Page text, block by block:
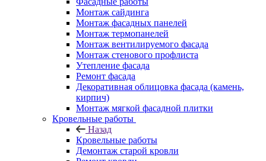
Монтаж сайдинга
Монтаж фасадных панелей
Монтаж термопанелей
Монтаж вентилируемого фасада
Монтаж стенового профлиста
Утепление фасада
Ремонт фасада
Декоративная облицовка фасада (камень,
кирпич)
Монтаж мягкой фасадной плитки
Кровельные работы
Назад
Кровельные работы
Демонтаж старой кровли